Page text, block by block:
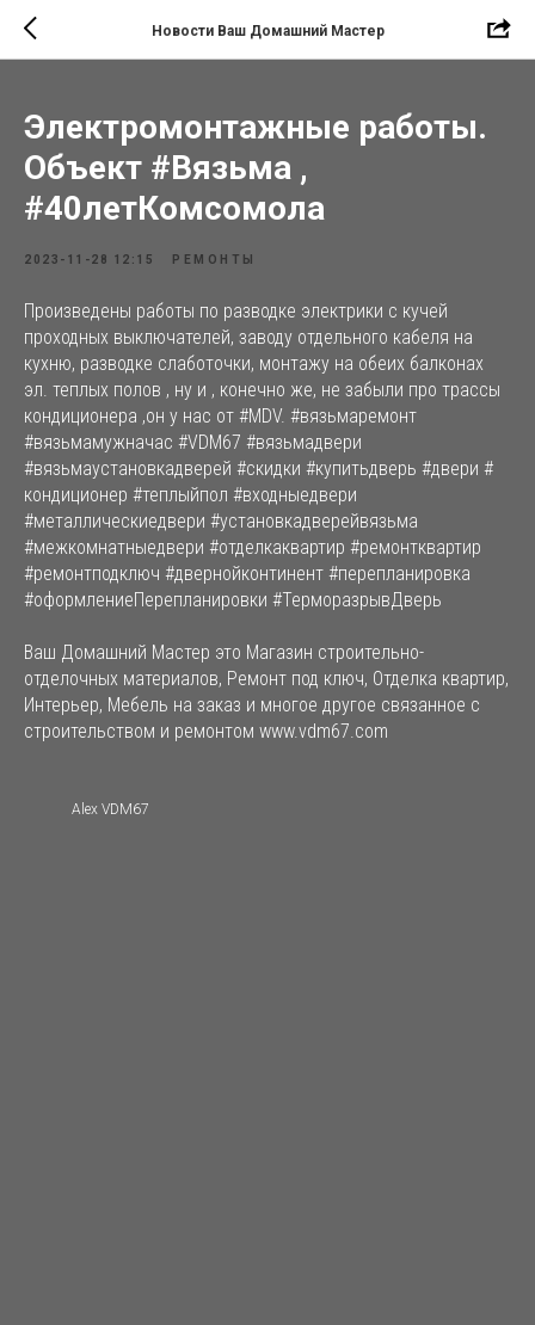
Новости Ваш Домашний Мастер
Электромонтажные работы.
Объект #Вязьма ,
#40летКомсомола
2023-11-28 12:15 РЕМОНТЫ
Произведены работы по разводке электрики с кучей
проходных выключателей, заводу отдельного кабеля на
кухню, разводке слаботочки, монтажу на обеих балконах
эл. теплых полов , ну и , конечно же, не забыли про трассы
кондиционера ,он у нас от #MDV. #вязьмаремонт
#вязьмамужначас #VDM67 #вязьмадвери
#вязьмаустановкадверей #скидки #купитьдверь #двери #
кондиционер #теплыйпол #входныедвери
#металлическиедвери #установкадверейвязьма
#межкомнатныедвери #отделкаквартир #ремонтквартир
#ремонтподключ #двернойконтинент #перепланировка
#оформлениеПерепланировки #ТерморазрывДверь
Ваш Домашний Мастер это Магазин строительно-
отделочных материалов, Ремонт под ключ, Отделка квартир,
Интерьер, Мебель на заказ и многое другое связанное с
строительством и ремонтом www.vdm67.com
Alex VDM67